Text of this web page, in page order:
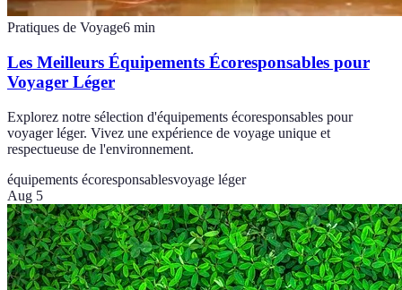
Pratiques de Voyage6 min
Les Meilleurs Équipements Écoresponsables pour
Voyager Léger
Explorez notre sélection d'équipements écoresponsables pour
voyager léger. Vivez une expérience de voyage unique et
respectueuse de l'environnement.
équipements écoresponsablesvoyage léger
Aug 5